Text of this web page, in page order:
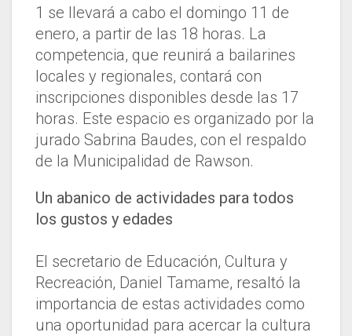
1 se llevará a cabo el domingo 11 de
enero, a partir de las 18 horas. La
competencia, que reunirá a bailarines
locales y regionales, contará con
inscripciones disponibles desde las 17
horas. Este espacio es organizado por la
jurado Sabrina Baudes, con el respaldo
de la Municipalidad de Rawson.
Un abanico de actividades para todos
los gustos y edades
El secretario de Educación, Cultura y
Recreación, Daniel Tamame, resaltó la
importancia de estas actividades como
una oportunidad para acercar la cultura